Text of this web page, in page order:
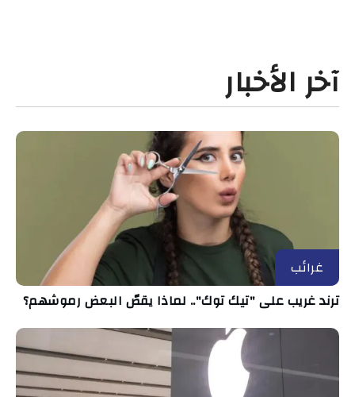
آخر الأخبار
غرائب
ترند غريب على "تيك توك".. لماذا يقصّ البعض رموشهم؟